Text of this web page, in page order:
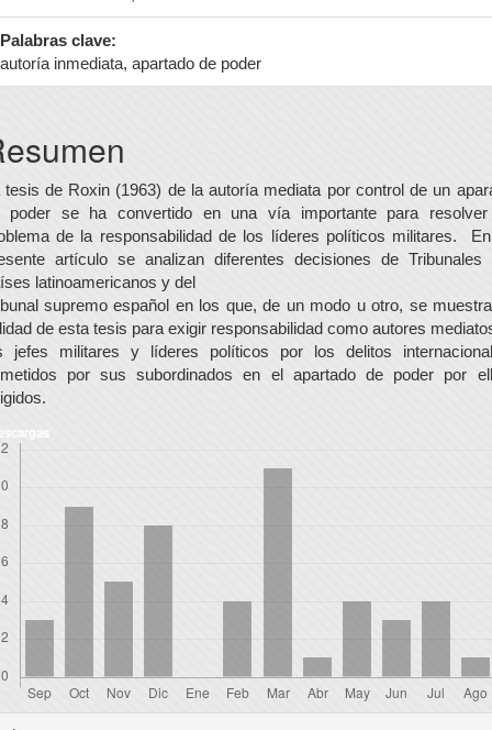
Palabras clave:
autoría inmediata, apartado de poder
tesis de Roxin (1963) de la autoría mediata por control de un
poder se ha convertido en una vía importante para
de la responsabilidad de los líderes políticos militares.
artículo se analizan diferentes decisiones de Tribunales
latinoamericanos y del
supremo español en los que, de un modo u otro, se
de esta tesis para exigir responsabilidad como autores
jefes militares y líderes políticos por los delitos
por sus subordinados en el apartado de poder por